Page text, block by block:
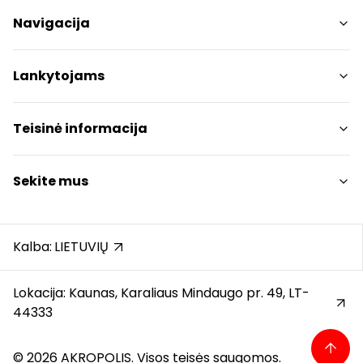
Navigacija
Parduotuvės
Paslaugos
Restoranai ir kavinės
Lankytojams
PC planas
Draugiški gyvūnams
Kontaktai
Akcijos
Karjera
Teisinė informacija
Prekybos centro taisyklės
Slapukų politika
Dovanų kortelės bendrosios taisyklės
Automobilių stovėjimo aikštelės taisyklės
Sekite mus
Facebook
YouTube
Kalba: LIETUVIŲ
Lokacija: Kaunas, Karaliaus Mindaugo pr. 49, LT-
44333
© 2026 AKROPOLIS. Visos teisės saugomos.